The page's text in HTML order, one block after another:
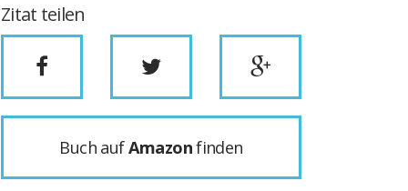
Zitat teilen
Buch aufAmazonfinden